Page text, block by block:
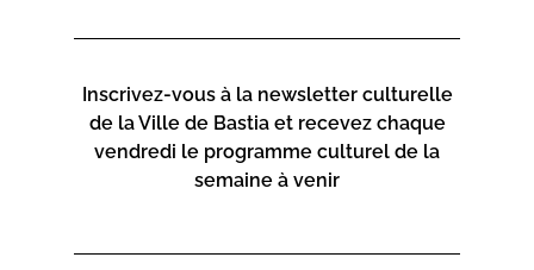
Inscrivez-vous à la newsletter culturelle
de la Ville de Bastia et recevez chaque
vendredi le programme culturel de la
semaine à venir